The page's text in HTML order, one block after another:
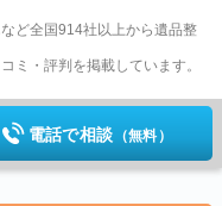
ど全国914社以上から遺品整
ミ・評判を掲載しています。
電話で相談 （無料）